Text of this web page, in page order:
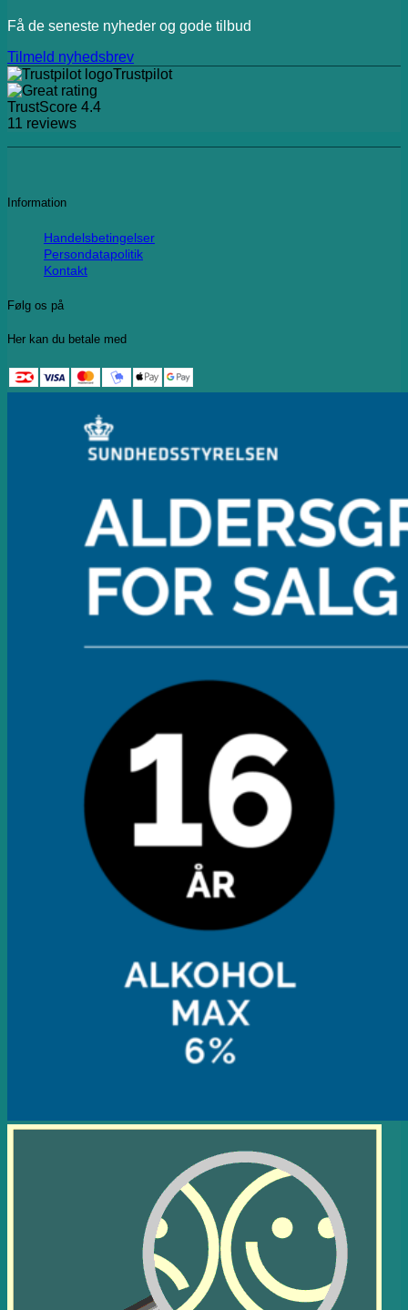
Få de seneste nyheder og gode tilbud
Tilmeld nyhedsbrev
Trustpilot
TrustScore 4.4
11 reviews
Information
Handelsbetingelser
Persondatapolitik
Kontakt
Følg os på
Her kan du betale med